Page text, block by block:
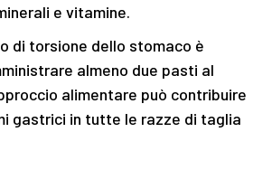
e vitamine.
di torsione dello stomaco è
almeno due pasti al
alimentare può contribuire
gastrici in tutte le razze di taglia